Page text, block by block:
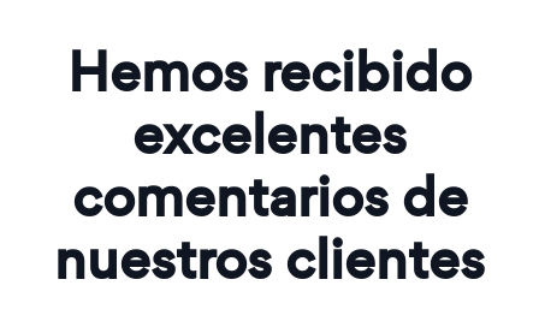
Hemos recibido
excelentes
comentarios de
nuestros clientes